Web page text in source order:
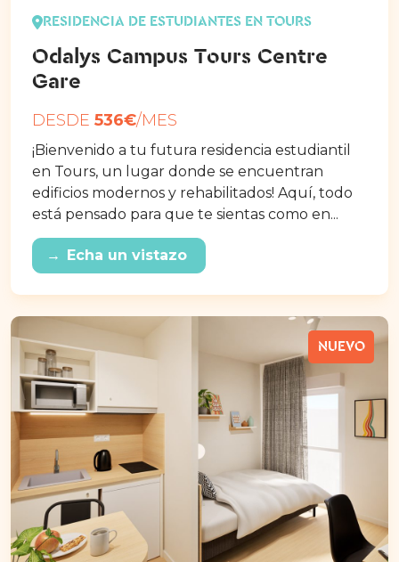
RESIDENCIA DE ESTUDIANTES EN TOURS
Odalys Campus Tours Centre
Gare
DESDE 536€/MES
¡Bienvenido a tu futura residencia estudiantil
en Tours, un lugar donde se encuentran
edificios modernos y rehabilitados! Aquí, todo
está pensado para que te sientas como en...
→ Echa un vistazo
NUEVO